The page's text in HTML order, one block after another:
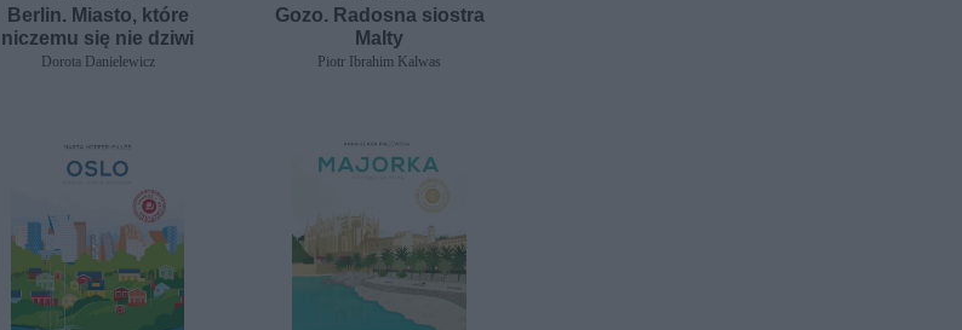
Berlin. Miasto, które
niczemu się nie dziwi
Dorota Danielewicz
Gozo. Radosna siostra
Malty
Piotr Ibrahim Kalwas